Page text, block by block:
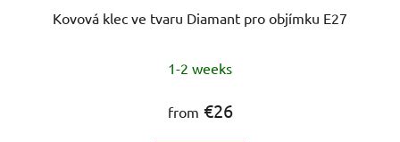
Kovová klec ve tvaru Diamant pro objímku E27
1-2 weeks
from €26